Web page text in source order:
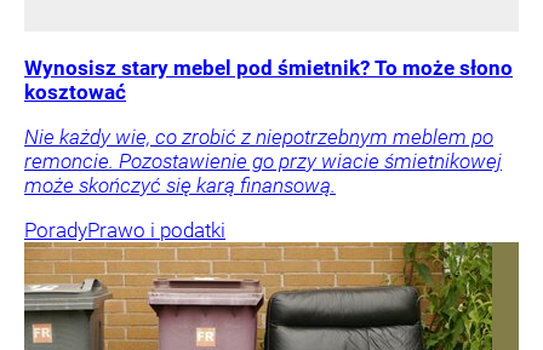
Wynosisz stary mebel pod śmietnik? To może słono
kosztować
Nie każdy wie, co zrobić z niepotrzebnym meblem po
remoncie. Pozostawienie go przy wiacie śmietnikowej
może skończyć się karą finansową.
PoradyPrawo i podatki